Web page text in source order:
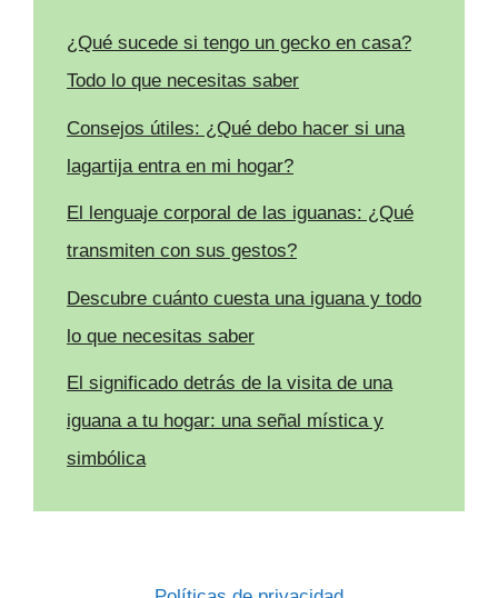
¿Qué sucede si tengo un gecko en casa?
Todo lo que necesitas saber
Consejos útiles: ¿Qué debo hacer si una
lagartija entra en mi hogar?
El lenguaje corporal de las iguanas: ¿Qué
transmiten con sus gestos?
Descubre cuánto cuesta una iguana y todo
lo que necesitas saber
El significado detrás de la visita de una
iguana a tu hogar: una señal mística y
simbólica